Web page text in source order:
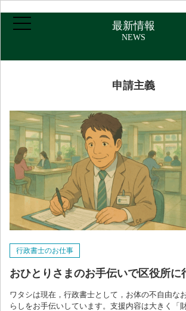
ご挨拶・プロフィール
取扱業務
報酬について
アクセス
お問い合わせ
ブログ
最新情報
NEWS
申請主義
行政書士のお仕事
おひとりさまのお手伝いで区役所に
ワタシは現在，行政書士として，お体の不自由な
らしをお手伝いしています。支援内容は大きく「